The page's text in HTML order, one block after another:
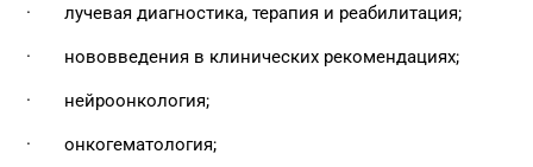
· лучевая диагностика, терапия и реабилитация;
· нововведения в клинических рекомендациях;
· нейроонкология;
· онкогематология;